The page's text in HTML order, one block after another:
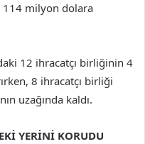
114 milyon dolara
12 ihracatçı birliğinin 4
8 ihracatçı birliği
uzağında kaldı.
YERİNİ KORUDU